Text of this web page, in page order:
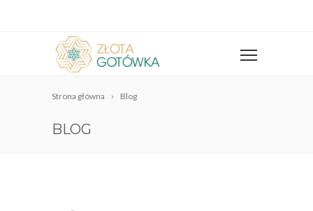
Strona główna Blog
BLOG